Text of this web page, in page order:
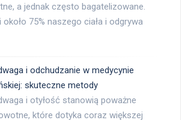
a jednak często bagatelizowane.
75% naszego ciała i odgrywa
i odchudzanie w medycynie
skuteczne metody
i otyłość stanowią poważne
które dotyka coraz większej